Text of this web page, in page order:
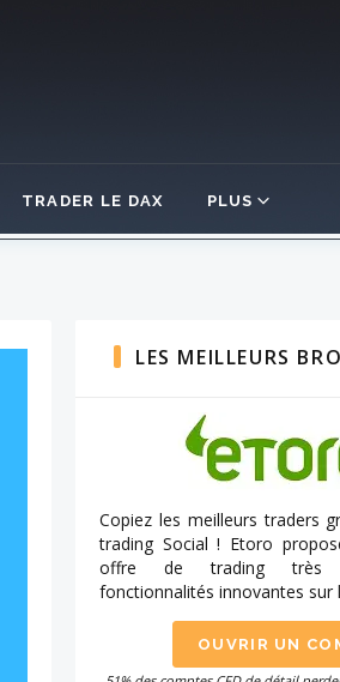
TRADER LE DAX PLUS
LES MEILLEURS
Copiez les meilleurs traders
trading Social ! Etoro
offre de trading très
fonctionnalités innovantes sur
OUVRIR UN